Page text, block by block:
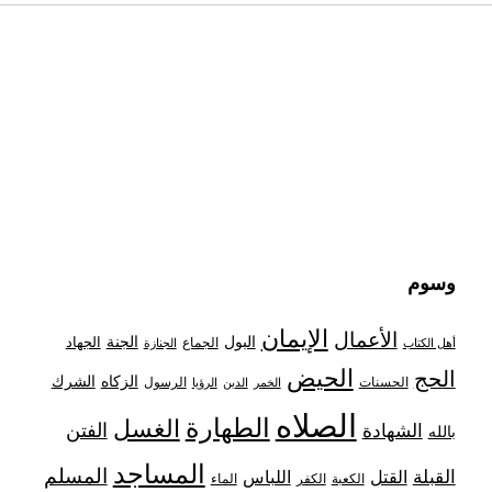
وسوم
أهل الكتاب الأعمال الإيمان البول الجماع الجنازة الجنة الجهاد
الحج الحسنات الحيض الخمر الدين الرؤيا الرسول الزكاه الشرك
بالله الشهادة الصلاه الطهارة الغسل الفتن
القبلة القتل الكعبة الكفر اللباس الماء المساجد المسلم